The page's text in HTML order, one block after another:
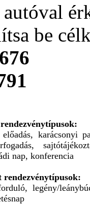
be
karácsonyi
nap, konferencia
legény/